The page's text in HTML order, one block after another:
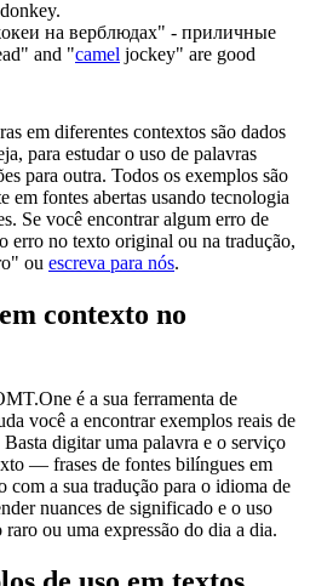
на верблюдах" - приличные
and "camel jockey" are good
em diferentes contextos são dados
para estudar o uso de palavras
para outra. Todos os exemplos são
em fontes abertas usando tecnologia
Se você encontrar algum erro de
erro no texto original ou na tradução,
ou escreva para nós.
contexto no
é a sua ferramenta de
você a encontrar exemplos reais de
Basta digitar uma palavra e o serviço
— frases de fontes bilíngues em
com a sua tradução para o idioma de
nuances de significado e o uso
ou uma expressão do dia a dia.